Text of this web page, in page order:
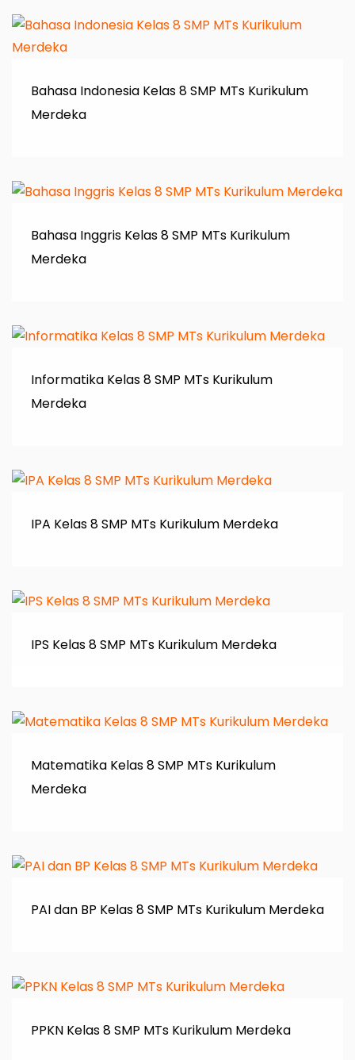
Bahasa Indonesia Kelas 8 SMP MTs Kurikulum
Merdeka
Bahasa Inggris Kelas 8 SMP MTs Kurikulum
Merdeka
Informatika Kelas 8 SMP MTs Kurikulum
Merdeka
IPA Kelas 8 SMP MTs Kurikulum Merdeka
IPS Kelas 8 SMP MTs Kurikulum Merdeka
Matematika Kelas 8 SMP MTs Kurikulum
Merdeka
PAI dan BP Kelas 8 SMP MTs Kurikulum Merdeka
PPKN Kelas 8 SMP MTs Kurikulum Merdeka